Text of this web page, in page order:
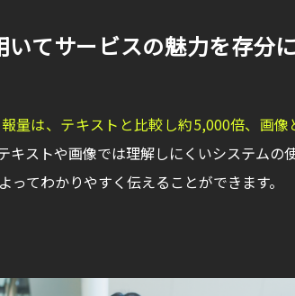
いてサービスの魅力を存分
量は、テキストと比較し約5,000倍、画像
キストや画像では理解しにくいシステムの
ってわかりやすく伝えることができます。